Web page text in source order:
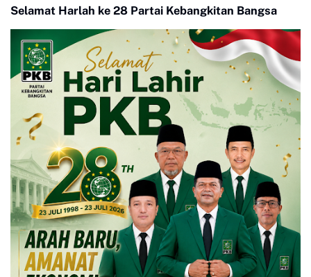
Selamat Harlah ke 28 Partai Kebangkitan Bangsa